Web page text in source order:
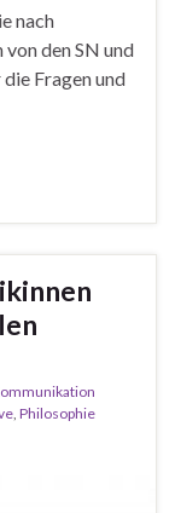
nach
den SN und
Fragen und
Philosophie